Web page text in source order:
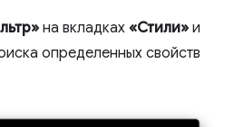
на вкладках «Стили» и
определенных свойств